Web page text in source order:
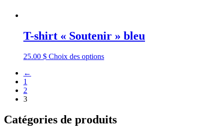
T-shirt « Soutenir » bleu
25.00 $ Choix des options
←
1
2
3
Catégories de produits